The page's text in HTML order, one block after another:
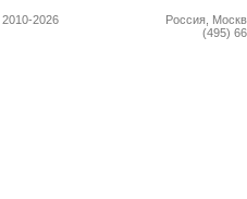
2010-2026
Россия,
(495)